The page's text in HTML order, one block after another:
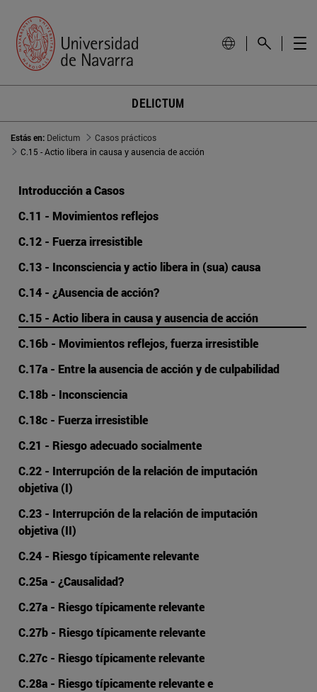
DELICTUM
Estás en: Delictum
Casos prácticos
C.15 - Actio libera in causa y ausencia de acción
Introducción a Casos
C.11 - Movimientos reflejos
C.12 - Fuerza irresistible
C.13 - Inconsciencia y actio libera in (sua) causa
C.14 - ¿Ausencia de acción?
C.15 - Actio libera in causa y ausencia de acción
C.16b - Movimientos reflejos, fuerza irresistible
C.17a - Entre la ausencia de acción y de culpabilidad
C.18b - Inconsciencia
C.18c - Fuerza irresistible
C.21 - Riesgo adecuado socialmente
C.22 - Interrupción de la relación de imputación
objetiva (I)
C.23 - Interrupción de la relación de imputación
objetiva (II)
C.24 - Riesgo típicamente relevante
C.25a - ¿Causalidad?
C.27a - Riesgo típicamente relevante
C.27b - Riesgo típicamente relevante
C.27c - Riesgo típicamente relevante
C.28a - Riesgo típicamente relevante e